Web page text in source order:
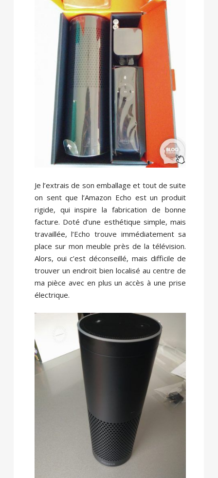
Je l’extrais de son emballage et tout de suite
on sent que l’Amazon Echo est un produit
rigide, qui inspire la fabrication de bonne
facture. Doté d’une esthétique simple, mais
travaillée, l’Echo trouve immédiatement sa
place sur mon meuble près de la télévision.
Alors, oui c’est déconseillé, mais difficile de
trouver un endroit bien localisé au centre de
ma pièce avec en plus un accès à une prise
électrique.